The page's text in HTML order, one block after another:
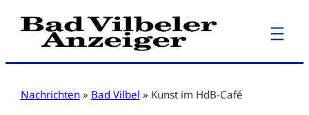
Zum
Inhalt
Nachrichten » Bad Vilbel » Kunst im HdB-Café